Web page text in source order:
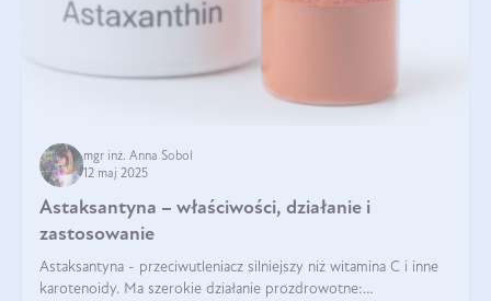
mgr inż. Anna Sobol
12 maj 2025
Astaksantyna – właściwości, działanie i
zastosowanie
Astaksantyna - przeciwutleniacz silniejszy niż witamina C i inne
karotenoidy. Ma szerokie działanie prozdrowotne: